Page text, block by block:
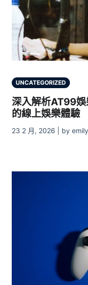
UNCATEGORIZED
深入解析AT99
的線上娛樂體驗
23 2 月, 2026 | by